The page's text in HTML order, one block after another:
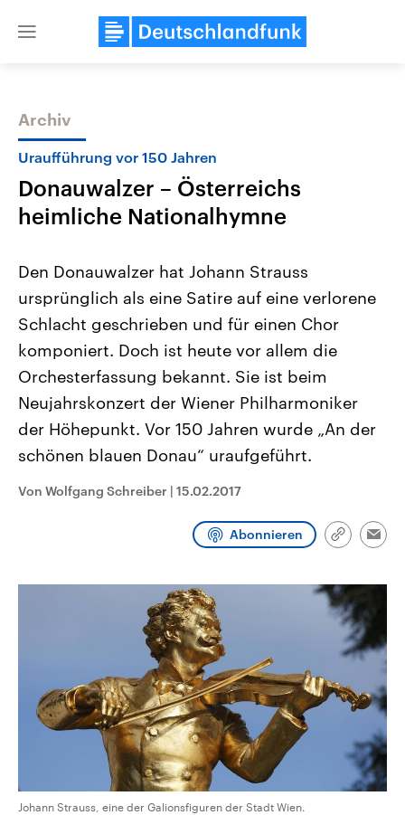
Close
Themen
Landtagswahl Sachsen-Anhalt
2026
Alle Informationen
Sachsen-Anhalt wählt am 6.
September 2026 einen neuen
Landtag. Seit 2021 wird das
Bundesland von einer Koalition aus
CDU, SPD und FDP regiert.-
Umfragen, Prognosen,
Wahlprogramme, aktuelle Berichte
und Hintergründe zu den Parteien
Wahl.
USA
Aktuelle Beiträge,
Hintergründe
Wirtschaftlich und
gehören die Vereinigten
den mächtigsten Ländern
mit großem Einfluss auf
Sendungen Programm Podcasts
Archiv
Uraufführung vor 150 Jahren
Donauwalzer – Österreichs
heimliche Nationalhymne
Den Donauwalzer hat Johann Strauss
ursprünglich als eine Satire auf eine verlorene
Schlacht geschrieben und für einen Chor
komponiert. Doch ist heute vor allem die
Orchesterfassung bekannt. Sie ist beim
Neujahrskonzert der Wiener Philharmoniker
der Höhepunkt. Vor 150 Jahren wurde „An der
schönen blauen Donau“ uraufgeführt.
Von Wolfgang Schreiber | 15.02.2017
Abonnieren
Link
Johann Strauss, eine der Galionsfiguren der Stadt Wien.